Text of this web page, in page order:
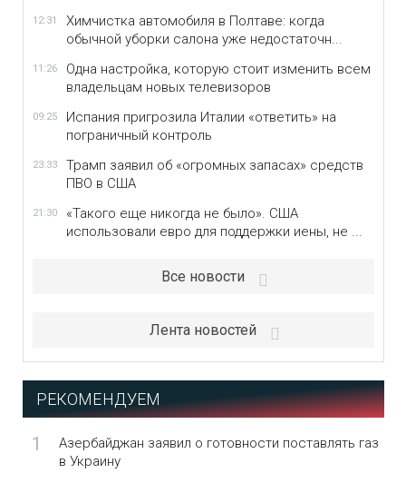
12:31
Химчистка автомобиля в Полтаве: когда
обычной уборки салона уже недостаточн...
11:26
Одна настройка, которую стоит изменить всем
владельцам новых телевизоров
09:25
Испания пригрозила Италии «ответить» на
пограничный контроль
23:33
Трамп заявил об «огромных запасах» средств
ПВО в США
21:30
«Такого еще никогда не было». США
использовали евро для поддержки иены, не ...
Все новости
Лента новостей
РЕКОМЕНДУЕМ
1
Азербайджан заявил о готовности поставлять газ
в Украину